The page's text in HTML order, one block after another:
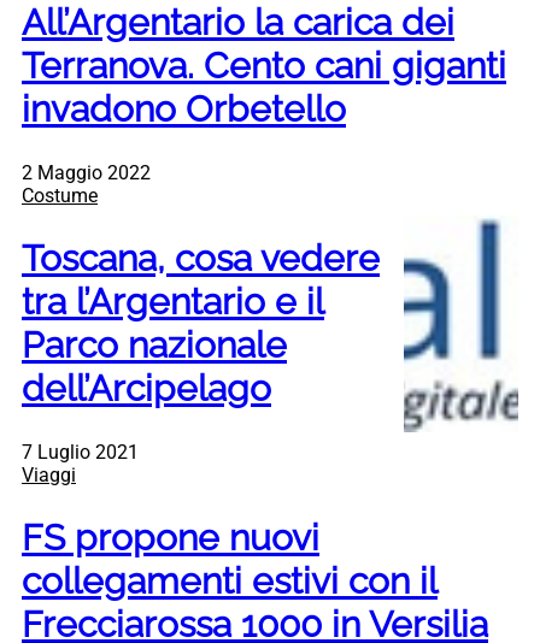
All’Argentario la carica dei
Terranova. Cento cani giganti
invadono Orbetello
2 Maggio 2022
Costume
Toscana, cosa vedere
tra l’Argentario e il
Parco nazionale
dell’Arcipelago
7 Luglio 2021
Viaggi
FS propone nuovi
collegamenti estivi con il
Frecciarossa 1000 in Versilia